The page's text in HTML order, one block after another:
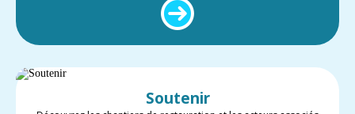
Soutenir